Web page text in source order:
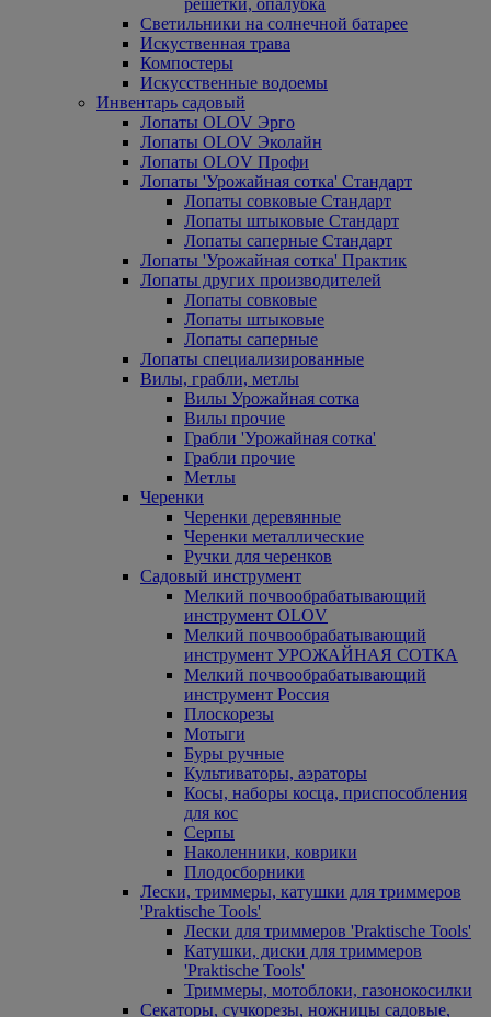
решетки, опалубка
Светильники на солнечной батарее
Искуственная трава
Компостеры
Искусственные водоемы
Инвентарь садовый
Лопаты OLOV Эрго
Лопаты OLOV Эколайн
Лопаты OLOV Профи
Лопаты 'Урожайная сотка' Стандарт
Лопаты совковые Стандарт
Лопаты штыковые Стандарт
Лопаты саперные Стандарт
Лопаты 'Урожайная сотка' Практик
Лопаты других производителей
Лопаты совковые
Лопаты штыковые
Лопаты саперные
Лопаты специализированные
Вилы, грабли, метлы
Вилы Урожайная сотка
Вилы прочие
Грабли 'Урожайная сотка'
Грабли прочие
Метлы
Черенки
Черенки деревянные
Черенки металлические
Ручки для черенков
Садовый инструмент
Мелкий почвообрабатывающий
инструмент OLOV
Мелкий почвообрабатывающий
инструмент УРОЖАЙНАЯ СОТКА
Мелкий почвообрабатывающий
инструмент Россия
Плоскорезы
Мотыги
Буры ручные
Культиваторы, аэраторы
Косы, наборы косца, приспособления
для кос
Серпы
Наколенники, коврики
Плодосборники
Лески, триммеры, катушки для триммеров
'Praktische Tools'
Лески для триммеров 'Praktische Tools'
Катушки, диски для триммеров
'Praktische Tools'
Триммеры, мотоблоки, газонокосилки
Секаторы, сучкорезы, ножницы садовые,